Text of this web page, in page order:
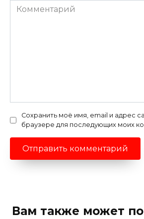
Комментарий
Сохранить моё имя, email и адрес
браузере для последующих моих
Вам также может